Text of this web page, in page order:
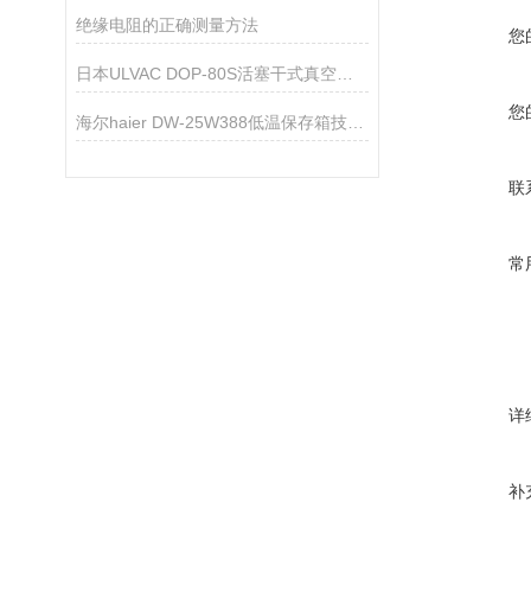
绝缘电阻的正确测量方法
海尔haier DW-25W388低温保存箱技术参数
您
您
联
常
详
补